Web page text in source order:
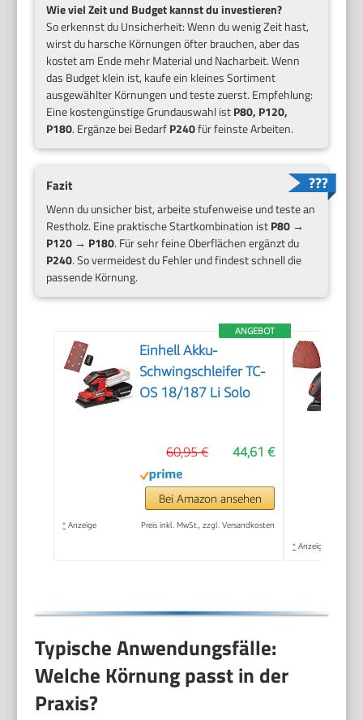
Wie viel Zeit und Budget kannst du investieren?
So erkennst du Unsicherheit: Wenn du wenig Zeit hast,
wirst du harsche Körnungen öfter brauchen, aber das
kostet am Ende mehr Material und Nacharbeit. Wenn
das Budget klein ist, kaufe ein kleines Sortiment
ausgewählter Körnungen und teste zuerst. Empfehlung:
Eine kostengünstige Grundauswahl istP80, P120,
P180. Ergänze bei BedarfP240für feinste Arbeiten.
Fazit
Wenn du unsicher bist, arbeite stufenweise und teste an
Restholz. Eine praktische Startkombination istP80 →
P120 → P180. Für sehr feine Oberflächen ergänzt du
P240. So vermeidest du Fehler und findest schnell die
passende Körnung.
ANGEBOT
Einhell Akku-
Schwingschleifer TC-
OS 18/187 Li Solo
44,61 €
60,95 €
Bei Amazon ansehen
* Anzeige Preis inkl. MwSt., zzgl. Versandkosten
* Anzeige
Typische Anwendungsfälle:
Welche Körnung passt in der
Praxis?